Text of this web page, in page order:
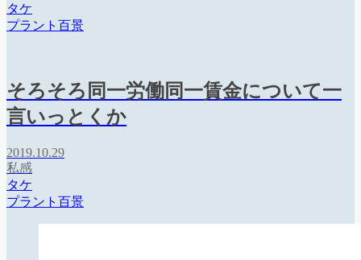
タケ
プラント百景
そろそろ同一労働同一賃金について一
言いっとくか
2019.10.29
私感
タケ
プラント百景